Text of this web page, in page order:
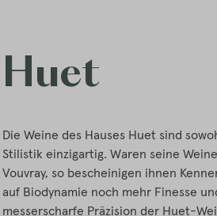
Huet
Die Weine des Hauses Huet sind
Stilistik einzigartig. Waren seine
Vouvray, so bescheinigen ihnen
auf Biodynamie noch mehr Finesse
messerscharfe Präzision der Huet-